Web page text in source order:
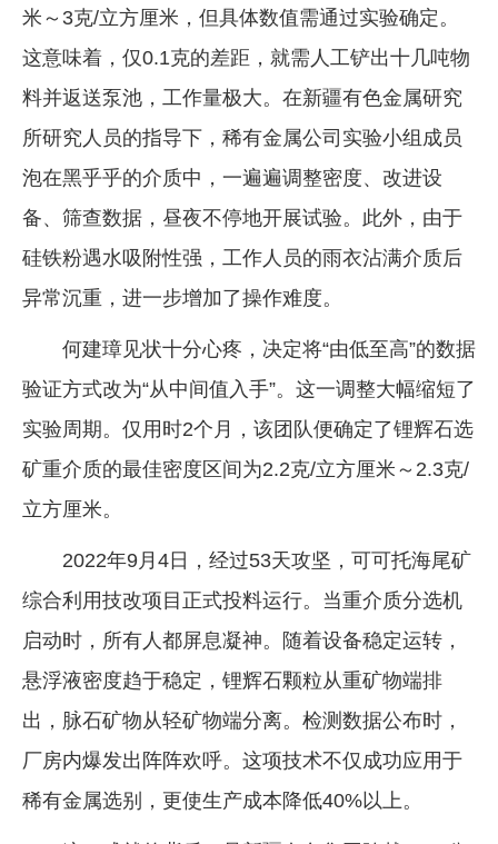
米～3克/立方厘米，但具体数值需通过实验确定。
这意味着，仅0.1克的差距，就需人工铲出十几吨物
料并返送泵池，工作量极大。在新疆有色金属研究
所研究人员的指导下，稀有金属公司实验小组成员
泡在黑乎乎的介质中，一遍遍调整密度、改进设
备、筛查数据，昼夜不停地开展试验。此外，由于
硅铁粉遇水吸附性强，工作人员的雨衣沾满介质后
异常沉重，进一步增加了操作难度。
何建璋见状十分心疼，决定将“由低至高”的数据
验证方式改为“从中间值入手”。这一调整大幅缩短了
实验周期。仅用时2个月，该团队便确定了锂辉石选
矿重介质的最佳密度区间为2.2克/立方厘米～2.3克/
立方厘米。
2022年9月4日，经过53天攻坚，可可托海尾矿
综合利用技改项目正式投料运行。当重介质分选机
启动时，所有人都屏息凝神。随着设备稳定运转，
悬浮液密度趋于稳定，锂辉石颗粒从重矿物端排
出，脉石矿物从轻矿物端分离。检测数据公布时，
厂房内爆发出阵阵欢呼。这项技术不仅成功应用于
稀有金属选别，更使生产成本降低40%以上。